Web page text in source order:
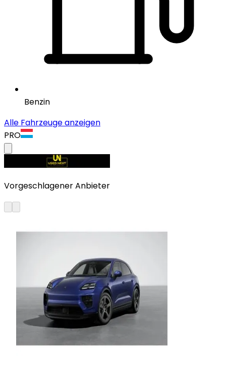
Benzin
Alle Fahrzeuge anzeigen
PRO
Vorgeschlagener Anbieter